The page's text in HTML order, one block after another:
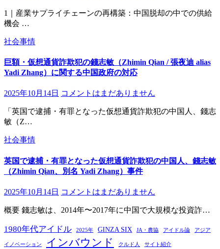
1｜産業サプライチェーンの再構築：中国脱却の中での供給
機会 …
社会事情
巨額・仮想通貨詐欺犯の錢志敏（Zhimin Qian / 張夜迪 alias
Yadi Zhang）に関する中国政府の対応
2025年10月14日 コメントはまだありません
「英国で逮捕・有罪となった仮想通貨詐欺犯の中国人、錢志
敏（Z…
社会事情
英国で逮捕・有罪となった仮想通貨詐欺犯の中国人、錢志敏
（Zhimin Qian、別名 Yadi Zhang）事件
2025年10月14日 コメントはまだありません
概要 錢志敏は、2014年〜2017年に中国で大規模な投資詐…
1980年代アイドル 2025年 GINZA SIX JA・農協 アイドル論 アジア
イノベーション インバウンド クルド人 サイト紹介